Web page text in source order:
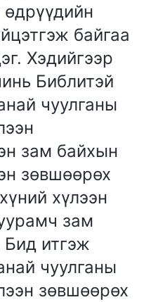
байгаа
Хэдийгээр
Библитэй
чуулганы
зам байхын
зөвшөөрөх
хүлээн
зам
Бид итгэж
чуулганы
зөвшөөрөх